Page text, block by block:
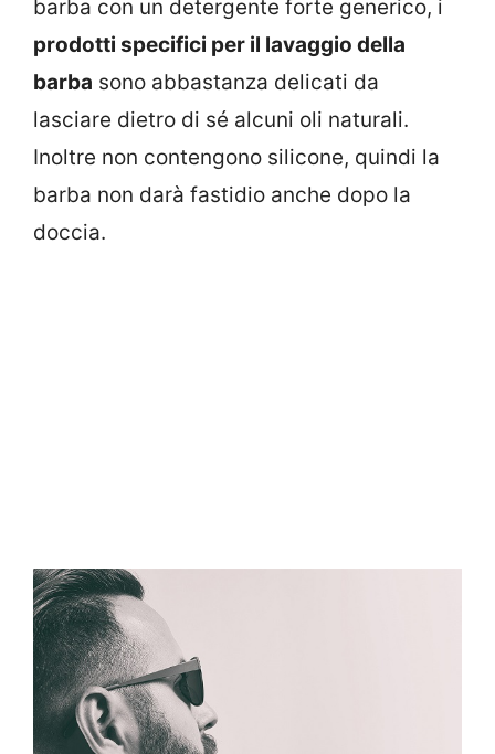
barba con un detergente forte generico, i
prodotti specifici per il lavaggio della
barba sono abbastanza delicati da
lasciare dietro di sé alcuni oli naturali.
Inoltre non contengono silicone, quindi la
barba non darà fastidio anche dopo la
doccia.